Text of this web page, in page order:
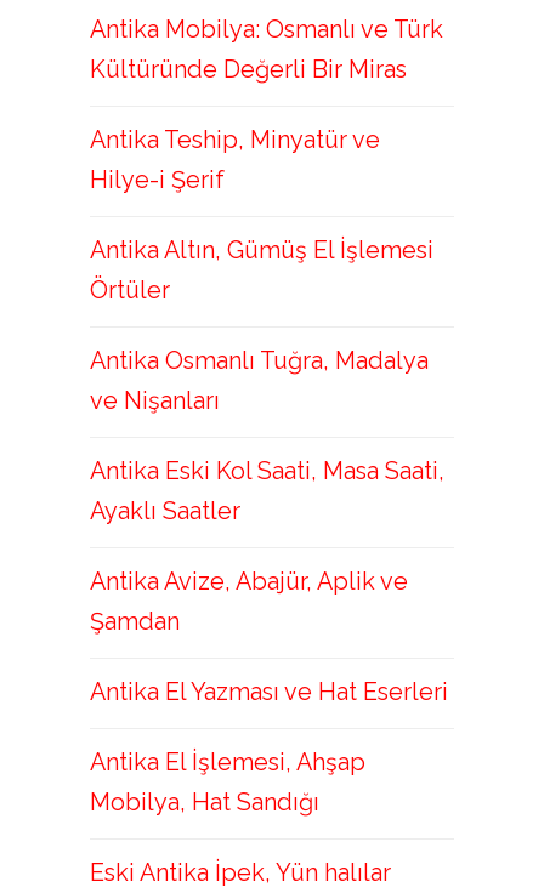
Antika Mobilya: Osmanlı ve Türk
Kültüründe Değerli Bir Miras
Antika Teship, Minyatür ve
Hilye-i Şerif
Antika Altın, Gümüş El İşlemesi
Örtüler
Antika Osmanlı Tuğra, Madalya
ve Nişanları
Antika Eski Kol Saati, Masa Saati,
Ayaklı Saatler
Antika Avize, Abajür, Aplik ve
Şamdan
Antika El Yazması ve Hat Eserleri
Antika El İşlemesi, Ahşap
Mobilya, Hat Sandığı
Eski Antika İpek, Yün halılar